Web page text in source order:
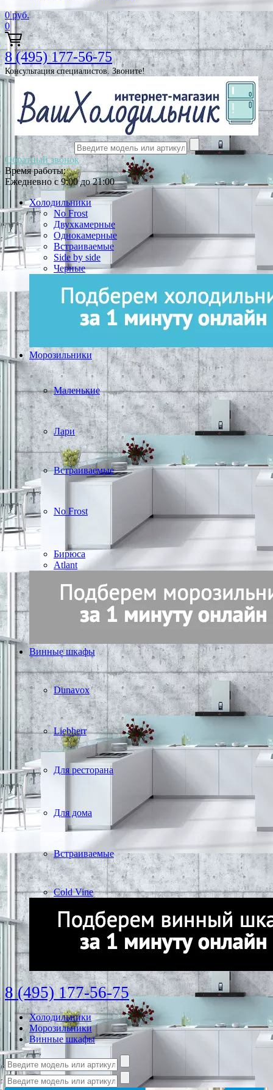
0 руб.
0
8 (495) 177-56-75
Консультация специалистов. Звоните!
Обратный звонок
Время работы:
Ежедневно с 9:00 до 21:00
Холодильники
No Frost
Двухкамерные
Однокамерные
Встраиваемые
Side by side
Черные
Морозильники
Маленькие
Лари
Встраиваемые
No Frost
Бирюса
Atlant
Винные шкафы
Dunavox
Liebherr
Для ресторана
Для дома
Встраиваемые
Cold Vine
8 (495) 177-56-75
Холодильники
Морозильники
Винные шкафы